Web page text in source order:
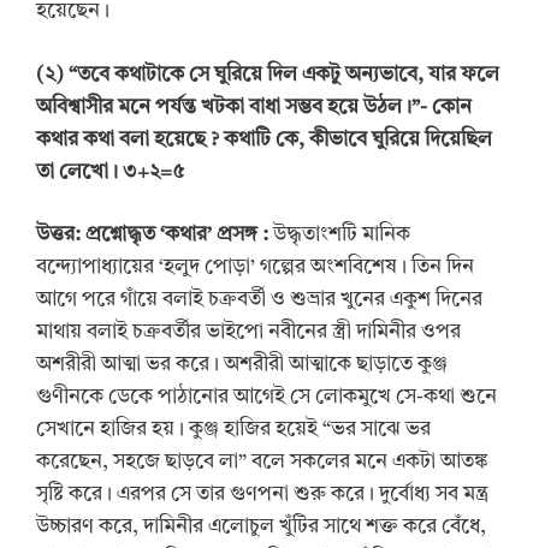
হয়েছেন।
(২) “তবে কথাটাকে সে ঘুরিয়ে দিল একটু অন্যভাবে, যার ফলে
অবিশ্বাসীর মনে পর্যন্ত খটকা বাধা সম্ভব হয়ে উঠল।”- কোন
কথার কথা বলা হয়েছে ? কথাটি কে, কীভাবে ঘুরিয়ে দিয়েছিল
তা লেখো। ৩+২=৫
উত্তর: প্রশ্নোদ্ধৃত‘কথার’ প্রসঙ্গ :উদ্ধৃতাংশটি মানিক
বন্দ্যোপাধ্যায়ের ‘হলুদ পোড়া’ গল্পের অংশবিশেষ। তিন দিন
আগে পরে গাঁয়ে বলাই চক্রবর্তী ও শুভ্রার খুনের একুশ দিনের
মাথায় বলাই চক্রবর্তীর ভাইপো নবীনের স্ত্রী দামিনীর ওপর
অশরীরী আত্মা ভর করে। অশরীরী আত্মাকে ছাড়াতে কুঞ্জ
গুণীনকে ডেকে পাঠানোর আগেই সে লোকমুখে সে-কথা শুনে
সেখানে হাজির হয়। কুঞ্জ হাজির হয়েই “ভর সাঝে ভর
করেছেন, সহজে ছাড়বে লা” বলে সকলের মনে একটা আতঙ্ক
সৃষ্টি করে। এরপর সে তার গুণপনা শুরু করে। দুর্বোধ্য সব মন্ত্র
উচ্চারণ করে, দামিনীর এলোচুল খুঁটির সাথে শক্ত করে বেঁধে,